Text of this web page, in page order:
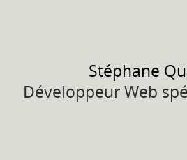
Stéphane
Développeur Web